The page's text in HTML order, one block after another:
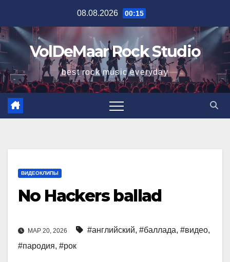
содержимому
08.08.2026 00:15
VolDeMaar Rock Studio
best rock music everyday
ВИДЕОКЛИПЫ
No Hackers ballad
МАР 20, 2026 #английский, #баллада, #видео,
#пародия, #рок